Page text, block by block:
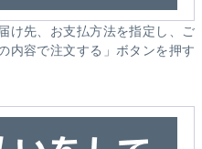
け先、お支払方法を指定し、ご
内容で注文する」ボタンを押す